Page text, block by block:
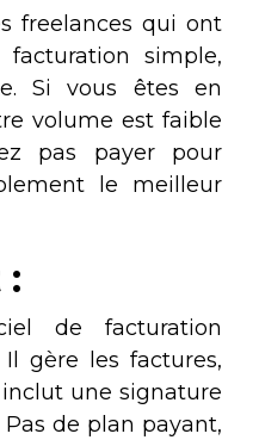
freelances qui ont
simple,
Si vous êtes en
volume est faible
pas payer pour
le meilleur
:
de facturation
Il gère les factures,
inclut une signature
de plan payant,